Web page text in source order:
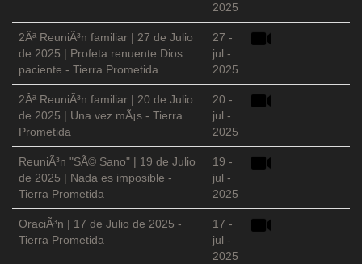
2025
2Âª ReuniÃ³n familiar | 27 de Julio
de 2025 | Profeta renuente Dios
paciente - Tierra Prometida
27 -
jul -
2025
2Âª ReuniÃ³n familiar | 20 de Julio
de 2025 | Una vez mÃ¡s - Tierra
Prometida
20 -
jul -
2025
ReuniÃ³n "SÃ© Sano" | 19 de Julio
de 2025 | Nada es imposible -
Tierra Prometida
19 -
jul -
2025
OraciÃ³n | 17 de Julio de 2025 -
Tierra Prometida
17 -
jul -
2025